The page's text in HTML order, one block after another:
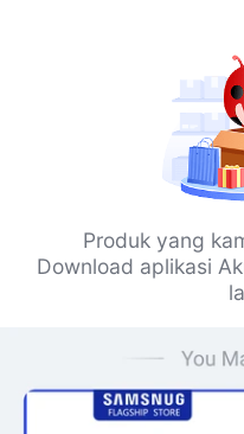
Produk yang
Download aplikasi